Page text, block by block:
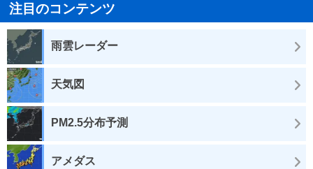
注目のコンテンツ
雨雲レーダー
天気図
PM2.5分布予測
アメダス